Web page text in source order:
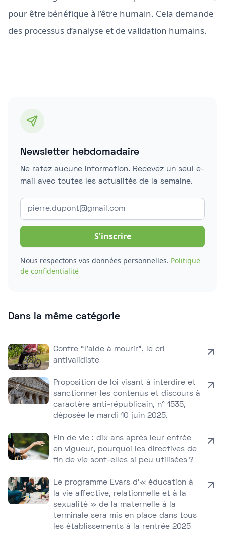
pour être bénéfique à l’être humain. Cela demande
des processus d’analyse et de validation humains.
Newsletter hebdomadaire
Ne ratez aucune information. Recevez un seul e-
mail avec toutes les actualités de la semaine.
Nous respectons vos données personnelles. Politique
de confidentialité
Dans la même catégorie
Contre “l’aide à mourir”, le cri
antivalidiste
Proposition de loi visant à interdire et
sanctionner les contenus et discours à
caractère anti-républicain, n° 1535,
déposée le mardi 10 juin 2025.
Fin de vie : dix ans après leur entrée
en vigueur, pourquoi les directives de
fin de vie sont-elles si peu utilisées ?
Le programme Evars d’« éducation à
la vie affective, relationnelle et à la
sexualité » de la maternelle à la
terminale sera mis en place dans tous
les établissements à la rentrée 2025